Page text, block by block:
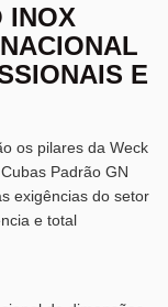
INOX
E
os pilares da Weck
Padrão GN
exigências do setor
e total